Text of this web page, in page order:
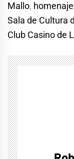
Mallo,
Sala de Cultura
Club Casino de